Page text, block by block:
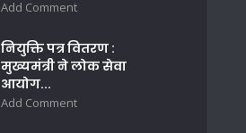
Add Comment
नियुक्ति पत्र वितरण :
मुख्यमंत्री ने लोक सेवा
आयोग...
Add Comment